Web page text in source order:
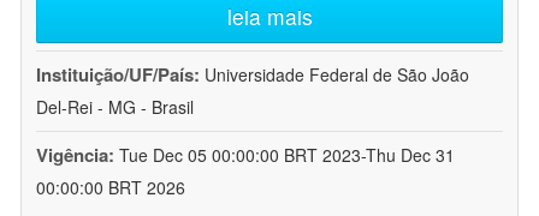
leia mais
Instituição/UF/País: Universidade Federal de São João
Del-Rei - MG - Brasil
Vigência: Tue Dec 05 00:00:00 BRT 2023-Thu Dec 31
00:00:00 BRT 2026